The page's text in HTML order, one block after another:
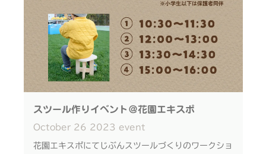
対象：上記期間にドールバギーをご購入いただい
た方
プレゼント内容：エッセンシャルひのきミスト、
エッセンシャルひのきオイル、ひのきサシェ（約
5,000円相当）
素敵なクリスマスをお過ごしください
けます。
スツール作りイベント＠花園エキスポ
October 26 2023 event
花園エキスポにてじぶんスツールづくりのワークショ